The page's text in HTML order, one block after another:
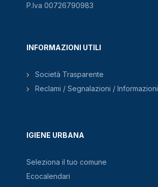
P.Iva 00726790983
IGIENE URBANA
Seleziona il tuo comune
Ecocalendari
INFORMAZIONI UTILI
Società Trasparente
Reclami / Segnalazioni / Informazioni